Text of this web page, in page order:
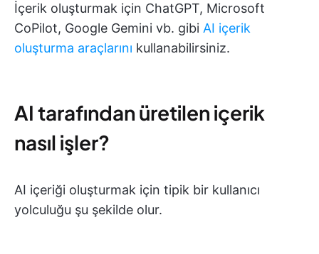
İçerik oluşturmak için ChatGPT, Microsoft
CoPilot, Google Gemini vb. gibi AI içerik
oluşturma araçlarını kullanabilirsiniz.
AI tarafından üretilen içerik
nasıl işler?
AI içeriği oluşturmak için tipik bir kullanıcı
yolculuğu şu şekilde olur.